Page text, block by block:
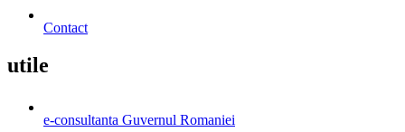
Contact
utile
e-consultanta Guvernul Romaniei